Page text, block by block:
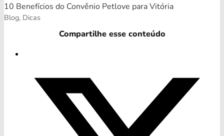
10 Benefícios do Convênio Petlove para Vitória
Blog, Dicas
Compartilhe esse conteúdo